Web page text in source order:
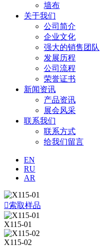
墙布
关于我们
公司简介
企业文化
强大的销售团队
发展历程
公司流程
荣誉证书
新闻资讯
产品资讯
展会风采
联系我们
联系方式
给我们留言
EN
RU
AR
索取样品
X115-01
X115-02